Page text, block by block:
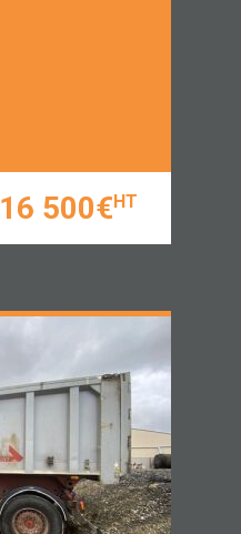
16 500€HT